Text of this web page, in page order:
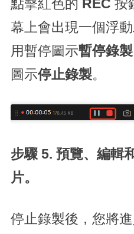
點擊紅色的 REC 按
幕上會出現一個浮
用暫停圖示暫停錄製
圖示停止錄製。
步驟 5. 預覽、編輯
片。
停止錄製後，您將進